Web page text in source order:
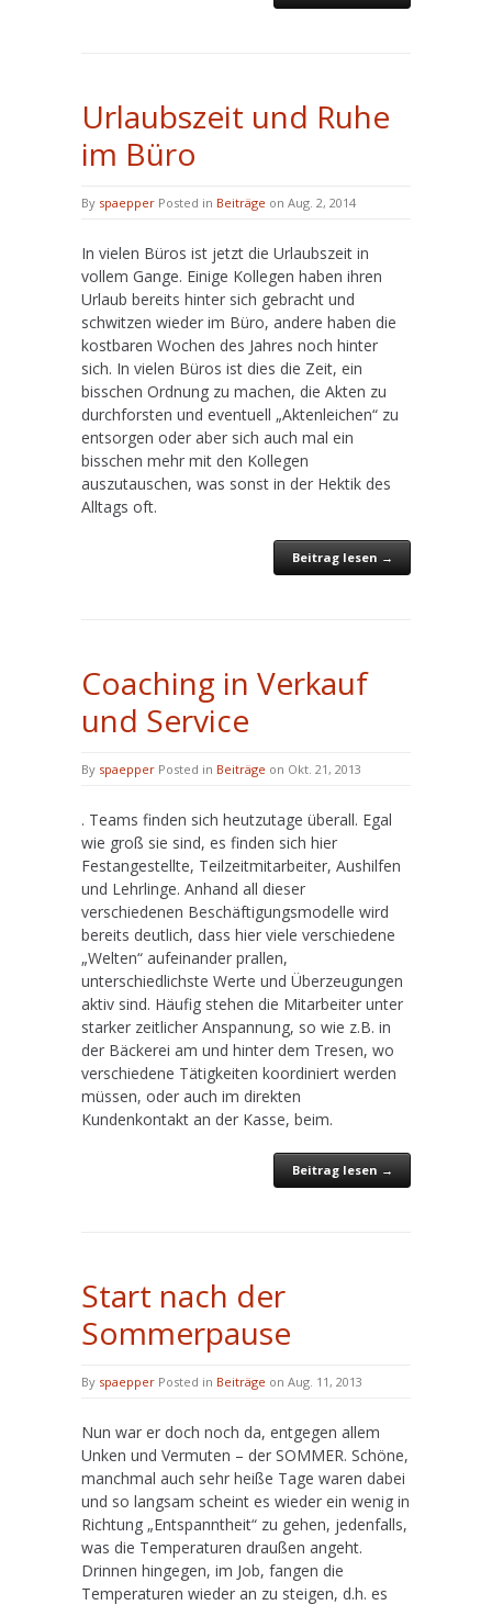
Urlaubszeit und Ruhe
im Büro
By spaepper Posted in Beiträge on Aug. 2, 2014
In vielen Büros ist jetzt die Urlaubszeit in
vollem Gange. Einige Kollegen haben ihren
Urlaub bereits hinter sich gebracht und
schwitzen wieder im Büro, andere haben die
kostbaren Wochen des Jahres noch hinter
sich. In vielen Büros ist dies die Zeit, ein
bisschen Ordnung zu machen, die Akten zu
durchforsten und eventuell „Aktenleichen“ zu
entsorgen oder aber sich auch mal ein
bisschen mehr mit den Kollegen
auszutauschen, was sonst in der Hektik des
Alltags oft.
Beitrag lesen →
Coaching in Verkauf
und Service
By spaepper Posted in Beiträge on Okt. 21, 2013
. Teams finden sich heutzutage überall. Egal
wie groß sie sind, es finden sich hier
Festangestellte, Teilzeitmitarbeiter, Aushilfen
und Lehrlinge. Anhand all dieser
verschiedenen Beschäftigungsmodelle wird
bereits deutlich, dass hier viele verschiedene
„Welten“ aufeinander prallen,
unterschiedlichste Werte und Überzeugungen
aktiv sind. Häufig stehen die Mitarbeiter unter
starker zeitlicher Anspannung, so wie z.B. in
der Bäckerei am und hinter dem Tresen, wo
verschiedene Tätigkeiten koordiniert werden
müssen, oder auch im direkten
Kundenkontakt an der Kasse, beim.
Beitrag lesen →
Start nach der
Sommerpause
By spaepper Posted in Beiträge on Aug. 11, 2013
Nun war er doch noch da, entgegen allem
Unken und Vermuten – der SOMMER. Schöne,
manchmal auch sehr heiße Tage waren dabei
und so langsam scheint es wieder ein wenig in
Richtung „Entspanntheit“ zu gehen, jedenfalls,
was die Temperaturen draußen angeht.
Drinnen hingegen, im Job, fangen die
Temperaturen wieder an zu steigen, d.h. es